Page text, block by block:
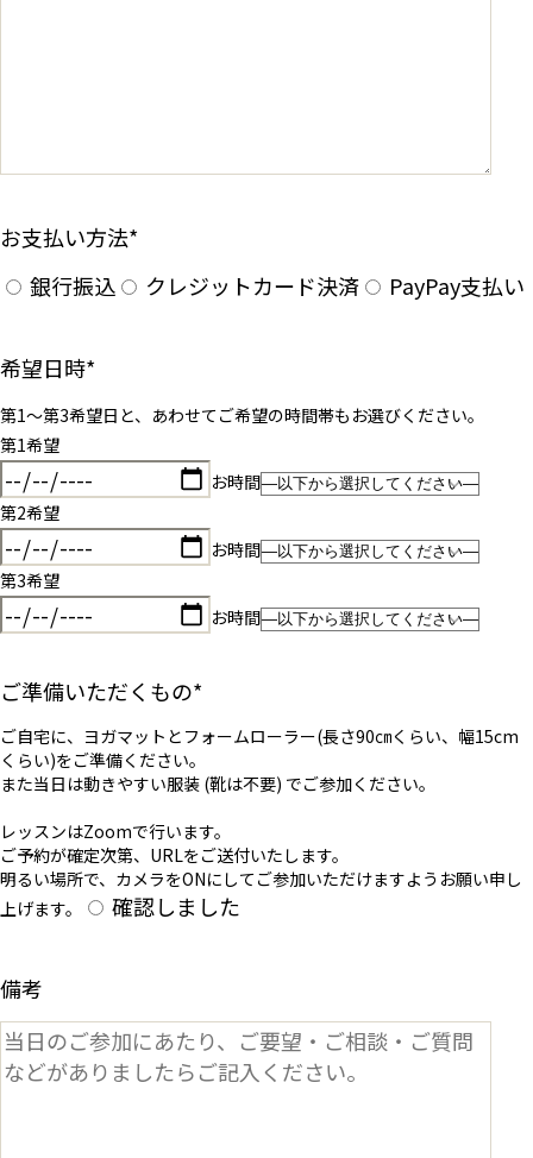
お支払い方法*
銀行振込
クレジットカード決済 PayPay支払い
希望日時*
第1〜第3希望日と、あわせてご希望の時間帯もお選びください。
第1希望
お時間
第2希望
お時間
第3希望
お時間
ご準備いただくもの*
ご自宅に、ヨガマットとフォームローラー(長さ90㎝くらい、幅15cm
くらい)をご準備ください。
また当日は動きやすい服装 (靴は不要) でご参加ください。
レッスンはZoomで行います。
ご予約が確定次第、URLをご送付いたします。
明るい場所で、カメラをONにしてご参加いただけますようお願い申し
上げます。
確認しました
備考